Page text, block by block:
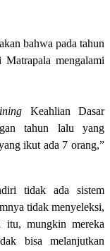
bahwa pada tahun
mengalami
Keahlian Dasar
tahun lalu yang
ikut ada 7 orang,”
tidak ada sistem
tidak menyeleksi,
itu, mungkin mereka
bisa melanjutkan